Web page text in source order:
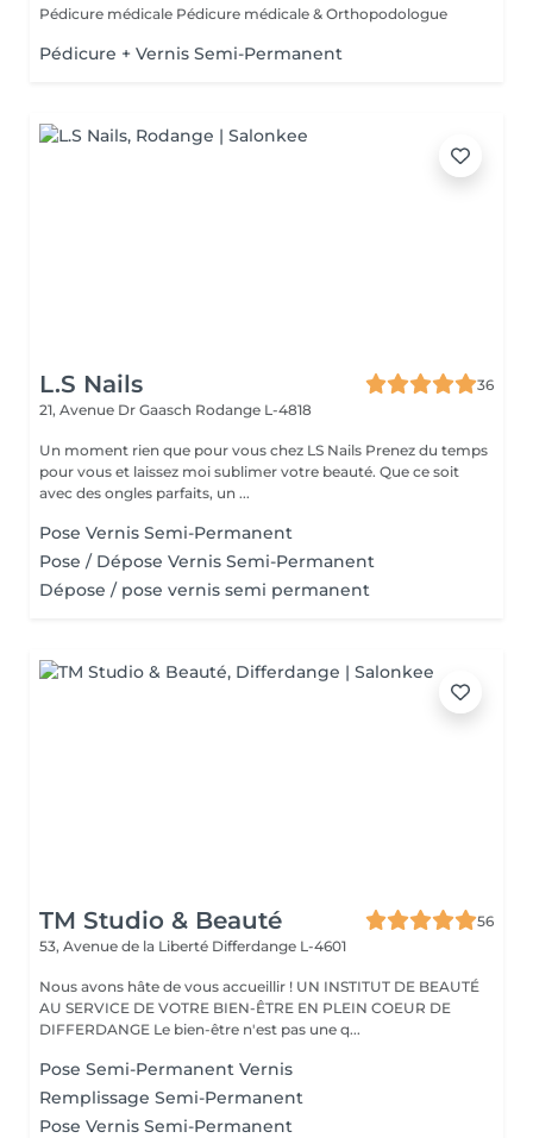
Pédicure médicale Pédicure médicale & Orthopodologue
Pédicure + Vernis Semi-Permanent
L.S Nails
36
21, Avenue Dr Gaasch Rodange L-4818
Un moment rien que pour vous chez LS Nails Prenez du temps
pour vous et laissez moi sublimer votre beauté. Que ce soit
avec des ongles parfaits, un ...
Pose Vernis Semi-Permanent
Pose / Dépose Vernis Semi-Permanent
Dépose / pose vernis semi permanent
TM Studio & Beauté
56
53, Avenue de la Liberté Differdange L-4601
Nous avons hâte de vous accueillir ! UN INSTITUT DE BEAUTÉ
AU SERVICE DE VOTRE BIEN-ÊTRE EN PLEIN COEUR DE
DIFFERDANGE Le bien-être n'est pas une q...
Pose Semi-Permanent Vernis
Remplissage Semi-Permanent
Pose Vernis Semi-Permanent